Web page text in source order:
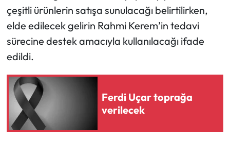
çeşitli ürünlerin satışa sunulacağı belirtilirken,
elde edilecek gelirin Rahmi Kerem’in tedavi
sürecine destek amacıyla kullanılacağı ifade
edildi.
Ferdi Uçar toprağa
verilecek
Mecitözü Haberleri
Oğuzlar Haberleri
Ortaköy Haberleri
Osmancık Haberleri
Otomotiv